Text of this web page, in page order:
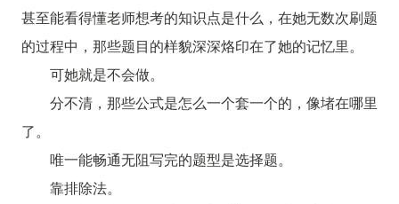
甚至能看得懂老师想考的知识点是什么，在她无数次刷题
的过程中，那些题目的样貌深深烙印在了她的记忆里。
可她就是不会做。
分不清，那些公式是怎么一个套一个的，像堵在哪里
了。
唯一能畅通无阻写完的题型是选择题。
靠排除法。